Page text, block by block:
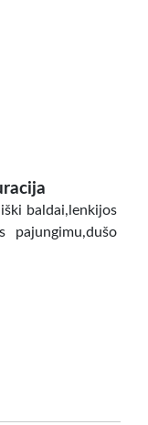
baldai,lenkijos
pajungimu,dušo